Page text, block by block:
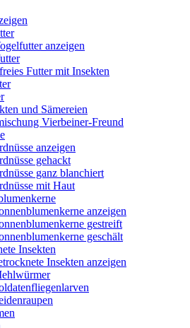
anzeigen
Futter mit Insekten
und Sämereien
Vierbeiner-Freund
anzeigen
gehackt
ganz blanchiert
mit Haut
anzeigen
gestreift
geschält
Insekten
Insekten anzeigen